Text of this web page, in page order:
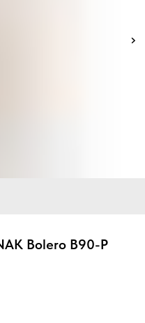
Bolero B90-P